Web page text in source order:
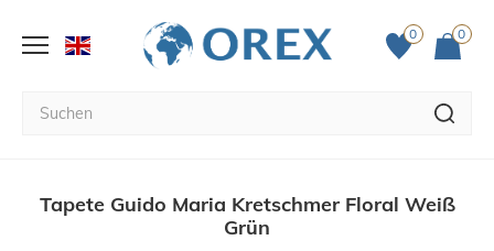
0 0
Tapete Guido Maria Kretschmer Floral Weiß
Grün